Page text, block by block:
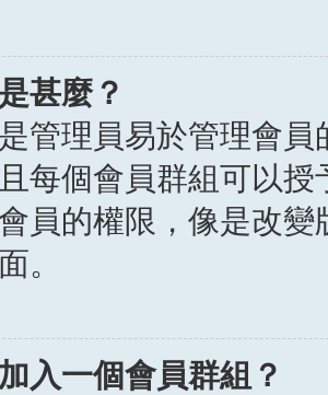
甚麼？
管理員易於管理會
每個會員群組可以
員的權限，像是改
。
入一個會員群組？